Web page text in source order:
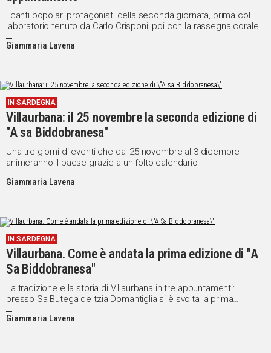
I canti popolari protagonisti della seconda giornata, prima col
laboratorio tenuto da Carlo Crisponi, poi con la rassegna corale
Giammaria Lavena
IN SARDEGNA
Villaurbana: il 25 novembre la seconda edizione di
"A sa Biddobranesa"
Una tre giorni di eventi che dal 25 novembre al 3 dicembre
animeranno il paese grazie a un folto calendario
Giammaria Lavena
IN SARDEGNA
Villaurbana. Come è andata la prima edizione di "A
Sa Biddobranesa"
La tradizione e la storia di Villaurbana in tre appuntamenti:
presso Sa Butega de tzia Domantiglia si è svolta la prima
edizione di "A Sa Biddobranesa"
Giammaria Lavena